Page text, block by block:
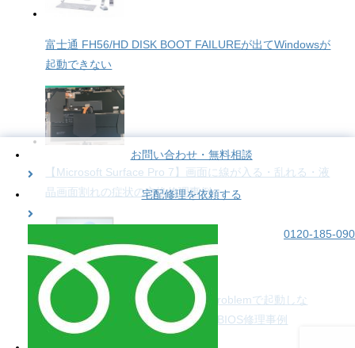
富士通 FH56/HD DISK BOOT FAILUREが出てWindowsが
起動できない
【Microsoft Surface Pro 7】画面に線が入る・乱れる・液
晶画面割れの症状の交換修理事例
【hp endpoint security controller problemで起動しな
い！】HP ProBook 635 Aero G8のBIOS修理事例
お問い合わせ・無料相談
宅配修理を依頼する
0120-185-090